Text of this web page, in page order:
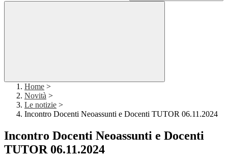
Home >
Novità >
Le notizie >
Incontro Docenti Neoassunti e Docenti TUTOR 06.11.2024
Incontro Docenti Neoassunti e Docenti
TUTOR 06.11.2024